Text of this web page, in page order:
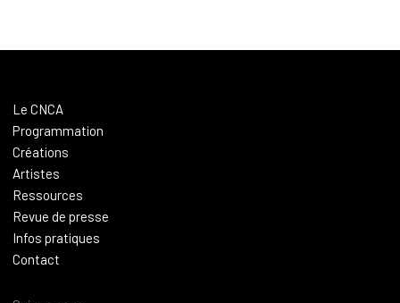
Le CNCA
Programmation
Créations
Artistes
Ressources
Revue de presse
Infos pratiques
Contact